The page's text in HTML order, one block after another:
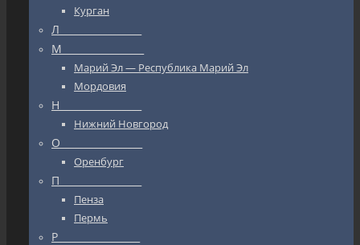
Курган
Л_________________
М_________________
Марий Эл — Республика Марий Эл
Мордовия
Н_________________
Нижний Новгород
О_________________
Оренбург
П_________________
Пенза
Пермь
Р_________________